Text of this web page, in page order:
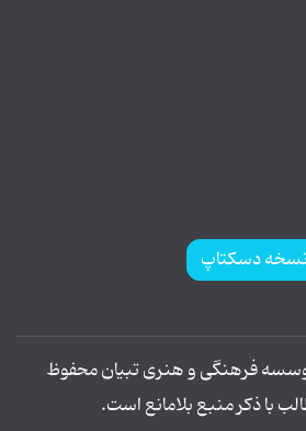
نسخه دسکتاپ
فرهنگی و هنری تبیان محفوظ
با ذکر منبع بلامانع است.